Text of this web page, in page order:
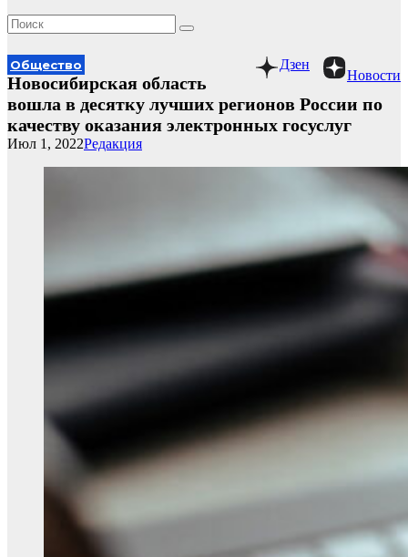
Новости
Дзен
Общество
Новосибирская область
вошла в десятку лучших регионов России по
качеству оказания электронных госуслуг
Редакция
Июл 1, 2022